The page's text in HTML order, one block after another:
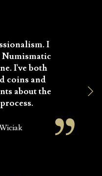
I
I've both
coins and
about the